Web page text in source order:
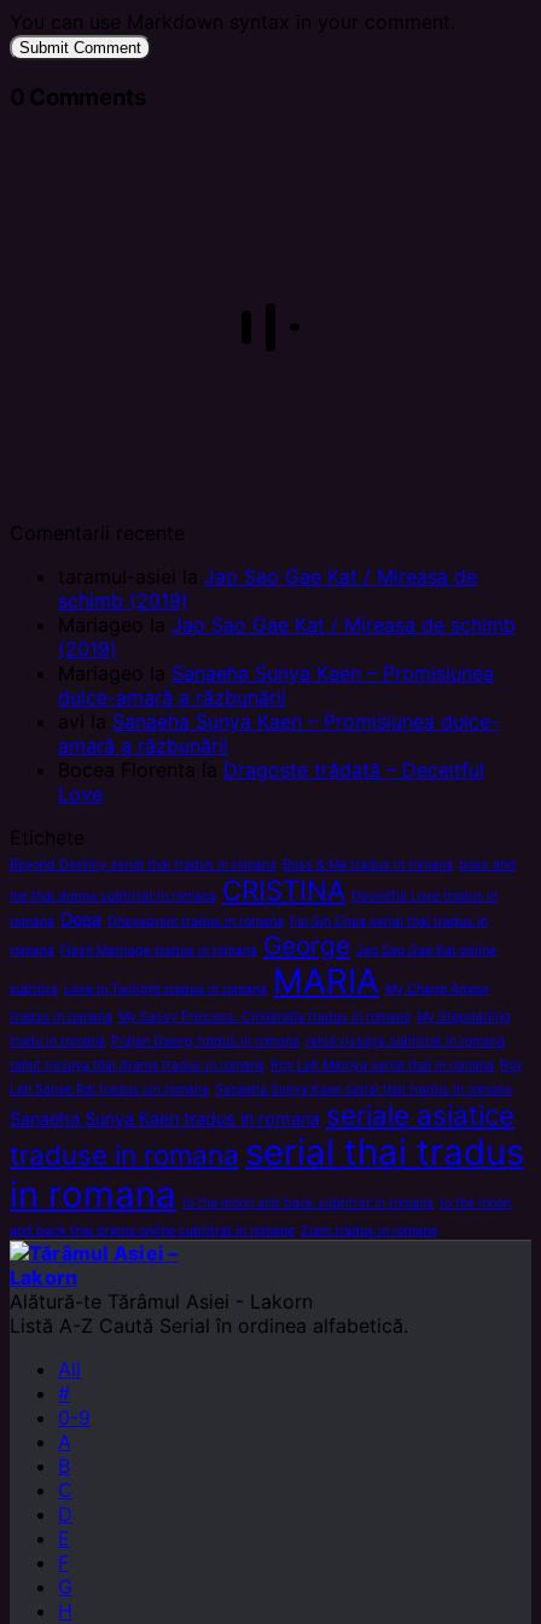
You can use Markdown syntax in your comment.
Submit Comment
0 Comments
Comentarii recente
taramul-asiei
la Jao Sao Gae Kat / Mireasa de
schimb (2019)
Mariageo la Jao Sao Gae Kat / Mireasa de schimb
(2019)
Mariageo la Sanaeha Sunya Kaen – Promisiunea
dulce-amară a răzbunării
avi
la Sanaeha Sunya Kaen – Promisiunea dulce-
amară a răzbunării
Bocea Florenta la Dragoste trădată – Deceitful
Love
Etichete
Beyond Destiny serial thai tradus in romana Boss & Me tradus in romana boss and
me thai drama subtitrat in romana CRISTINA Deceitful Love tradus in
romana Deea Dhevaprom tradus in romana Fai Sin Chua serial thai tradus in
romana Flash Marriage tradus in romana George Jao Sao Gae Kat online
subtitra Love in Twilight tradus in romana MARIA My Cherie Amour
tradus in romana My Sassy Princess: Cinderella tradus in romana My Stepdarling
tradu in romana Prajan Daeng tradus in romana rahut rissaya subtitrat in romana
rahut rissaya thai drama tradus in romana Roy Leh Marnya serial thai in romana Roy
Leh Sanae Rai tradus sin romana Sanaeha Sunya Kaen serial thai tradus in romana
Sanaeha Sunya Kaen tradus in romana seriale asiatice
traduse in romana serial thai tradus
in romana to the moon and back subtitrat in romana to the moon
and back thai drama online subtitrat in romana Ziam tradus in romana
Alătură-te Tărâmul Asiei - Lakorn
Listă A-Z Caută Serial în ordinea alfabetică.
All
#
0-9
A
B
C
D
E
F
G
H